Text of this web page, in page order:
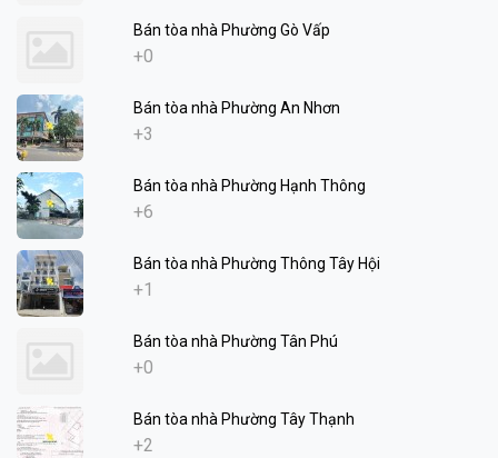
Bán tòa nhà Phường Gò Vấp
+0
Bán tòa nhà Phường An Nhơn
+3
Bán tòa nhà Phường Hạnh Thông
+6
Bán tòa nhà Phường Thông Tây Hội
+1
Bán tòa nhà Phường Tân Phú
+0
Bán tòa nhà Phường Tây Thạnh
+2